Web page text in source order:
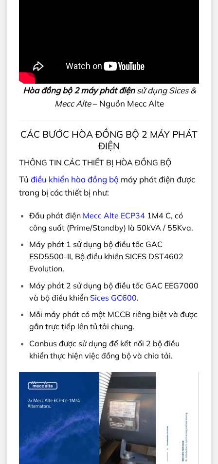
Hòa đồng bộ 2 máy phát điệnsử dụng Sices &
Mecc Alte– Nguồn Mecc Alte
CÁC BƯỚC HÒA ĐỒNG BỘ 2 MÁY PHÁT
ĐIỆN
THÔNG TIN CÁC THIẾT BỊ HÒA ĐỒNG BỘ
Tủ điều khiển hòa đồng bộ máy phát điện được
trang bị các thiết bị như:
Đầu phát điện Mecc Alte ECP341M4 C, có
công suất (Prime/Standby) là 50kVA / 55Kva.
Máy phát 1 sử dụng bộ điều tốc GAC
ESD5500-II, Bộ điều khiển SICES DST4602
Evolution.
Máy phát 2 sử dụng bộ điều tốc GAC EEG7000
và bộ điều khiển Sices GC600.
Mỗi máy phát có một MCCB riêng biệt và được
gắn trực tiếp lên tủ tải chung.
Canbus được sử dụng để kết nối 2 bộ điều
khiển thực hiện việc đồng bộ và chia tải.